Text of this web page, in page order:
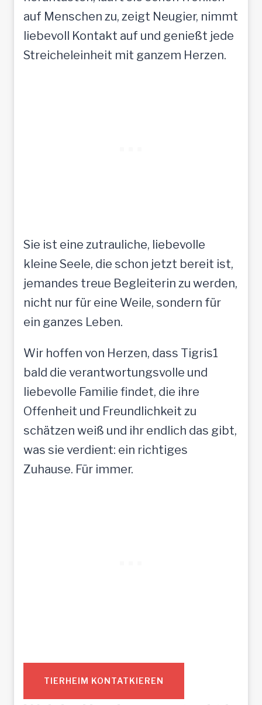
auf Menschen zu, zeigt Neugier, nimmt
liebevoll Kontakt auf und genießt jede
Streicheleinheit mit ganzem Herzen.
Sie ist eine zutrauliche, liebevolle
kleine Seele, die schon jetzt bereit ist,
jemandes treue Begleiterin zu werden,
nicht nur für eine Weile, sondern für
ein ganzes Leben.
Wir hoffen von Herzen, dass Tigris1
bald die verantwortungsvolle und
liebevolle Familie findet, die ihre
Offenheit und Freundlichkeit zu
schätzen weiß und ihr endlich das gibt,
was sie verdient: ein richtiges
Zuhause. Für immer.
TIERHEIM KONTATKIEREN